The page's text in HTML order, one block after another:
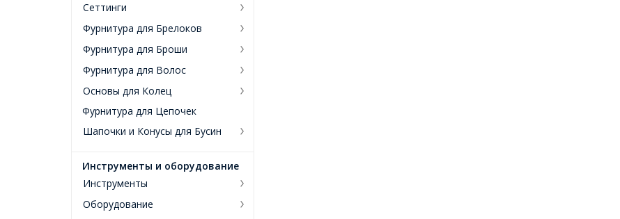
Сеттинги
Фурнитура для Брелоков
Фурнитура для Броши
Фурнитура для Волос
Основы для Колец
Фурнитура для Цепочек
Шапочки и Конусы для Бусин
Инструменты и оборудование
Инструменты
Оборудование